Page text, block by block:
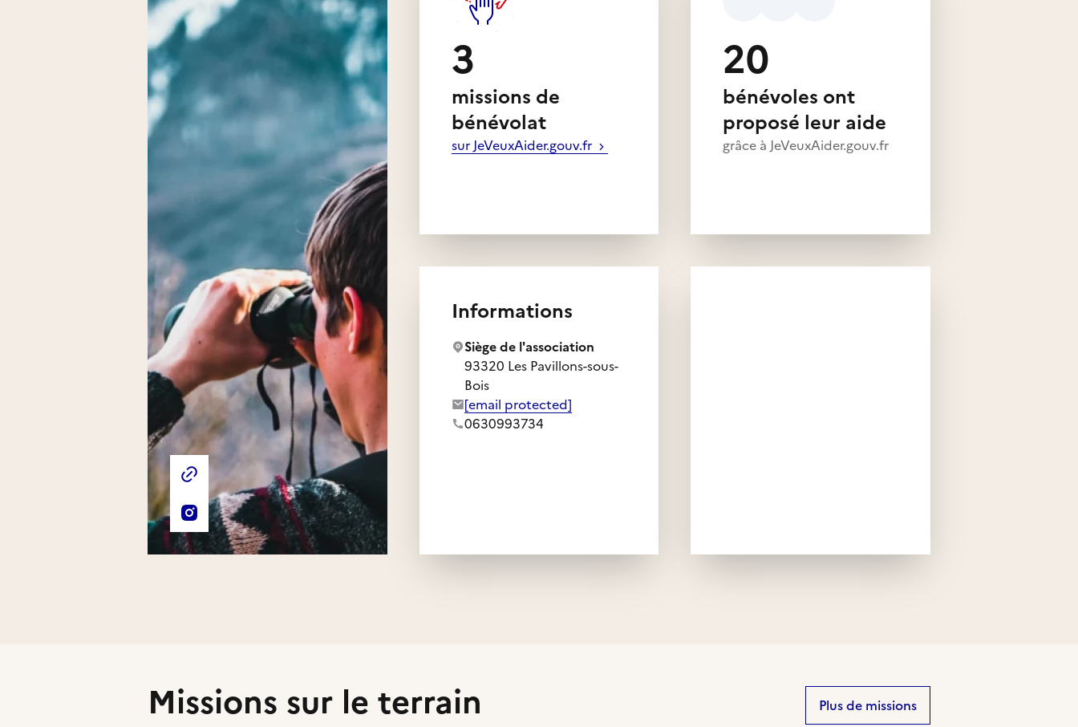
de France connaît une formidable expansion et
continue sa stratégie de croissance avec une
progression du nombre de ses adhérents. Pour
accompagner sa croissance, l’association
s’appuie sur une richesse essentielle : ses
collaborateurs salariés et ses bénévoles.
Liens externes de l'association
Site web de l'association
Compte Instagram de l'association
3
missions de
bénévolat
sur JeVeuxAider.gouv.fr
20
bénévoles ont
proposé leur aide
grâce à JeVeuxAider.gouv.fr
Informations
Siège de l'association
93320 Les Pavillons-sous-
Bois
Adresse e-mail de l'association :
[email protected]
Numéro de téléphone de l'association :
0630993734
Missions sur le terrain Plus de missions